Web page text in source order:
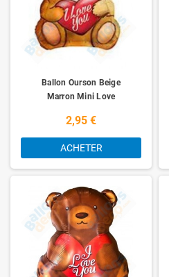
Ballon Ourson Beige
Marron Mini Love
2,95 €
ACHETER